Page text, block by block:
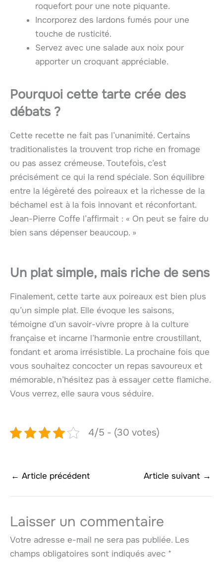
roquefort pour une note piquante.
Incorporez des lardons fumés pour une
touche de rusticité.
Servez avec une salade aux noix pour
apporter un croquant appréciable.
Pourquoi cette tarte crée des
débats ?
Cette recette ne fait pas l’unanimité. Certains
traditionalistes la trouvent trop riche en fromage
ou pas assez crémeuse. Toutefois, c’est
précisément ce qui la rend spéciale. Son équilibre
entre la légèreté des poireaux et la richesse de la
béchamel est à la fois innovant et réconfortant.
Jean-Pierre Coffe l’affirmait : « On peut se faire du
bien sans dépenser beaucoup. »
Un plat simple, mais riche de sens
Finalement, cette tarte aux poireaux est bien plus
qu’un simple plat. Elle évoque les saisons,
témoigne d’un savoir-vivre propre à la culture
française et incarne l’harmonie entre croustillant,
fondant et aroma irrésistible. La prochaine fois que
vous souhaitez concocter un repas savoureux et
mémorable, n’hésitez pas à essayer cette flamiche.
Vous verrez, elle saura vous séduire.
4/5 - (30 votes)
← Article précédent Article suivant →
Laisser un commentaire
Votre adresse e-mail ne sera pas publiée. Les
champs obligatoires sont indiqués avec *